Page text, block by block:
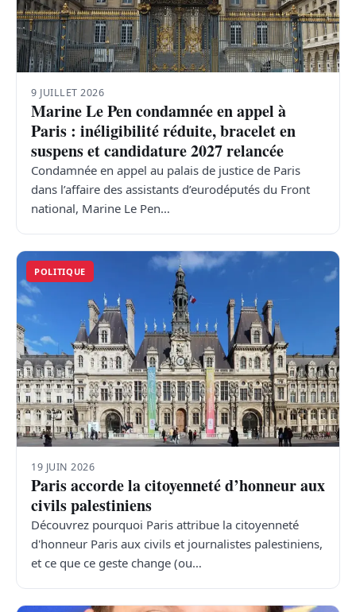
9 JUILLET 2026
Marine Le Pen condamnée en appel à
Paris : inéligibilité réduite, bracelet en
suspens et candidature 2027 relancée
Condamnée en appel au palais de justice de Paris
dans l’affaire des assistants d’eurodéputés du Front
national, Marine Le Pen…
POLITIQUE
19 JUIN 2026
Paris accorde la citoyenneté d’honneur aux
civils palestiniens
Découvrez pourquoi Paris attribue la citoyenneté
d'honneur Paris aux civils et journalistes palestiniens,
et ce que ce geste change (ou…